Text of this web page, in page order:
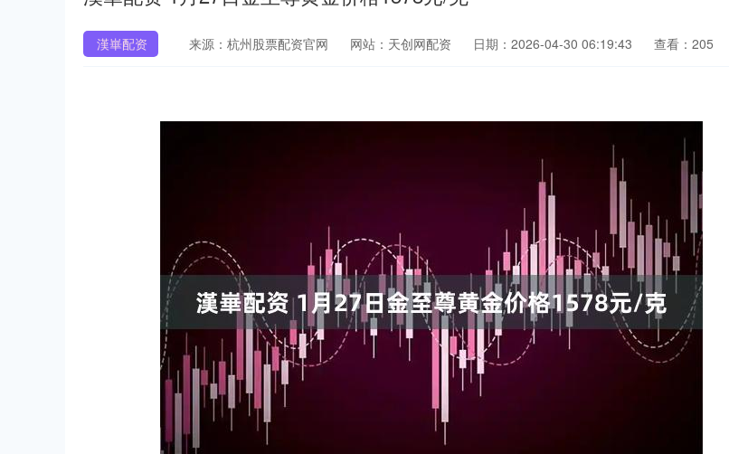
漢崋配资 来源：杭州股票配资官网 网站：天创网配资 日期：2026-04-30 06:19:43 查看：205